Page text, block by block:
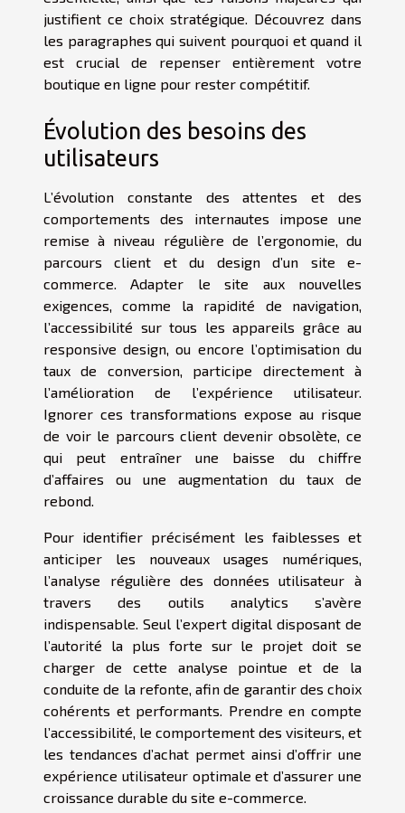
justifient ce choix stratégique. Découvrez dans
les paragraphes qui suivent pourquoi et quand il
est crucial de repenser entièrement votre
boutique en ligne pour rester compétitif.
Évolution des besoins des
utilisateurs
L’évolution constante des attentes et des
comportements des internautes impose une
remise à niveau régulière de l’ergonomie, du
parcours client et du design d’un site e-
commerce. Adapter le site aux nouvelles
exigences, comme la rapidité de navigation,
l’accessibilité sur tous les appareils grâce au
responsive design, ou encore l’optimisation du
taux de conversion, participe directement à
l’amélioration de l’expérience utilisateur.
Ignorer ces transformations expose au risque
de voir le parcours client devenir obsolète, ce
qui peut entraîner une baisse du chiffre
d’affaires ou une augmentation du taux de
rebond.
Pour identifier précisément les faiblesses et
anticiper les nouveaux usages numériques,
l’analyse régulière des données utilisateur à
travers des outils analytics s’avère
indispensable. Seul l’expert digital disposant de
l’autorité la plus forte sur le projet doit se
charger de cette analyse pointue et de la
conduite de la refonte, afin de garantir des choix
cohérents et performants. Prendre en compte
l’accessibilité, le comportement des visiteurs, et
les tendances d’achat permet ainsi d’offrir une
expérience utilisateur optimale et d’assurer une
croissance durable du site e-commerce.